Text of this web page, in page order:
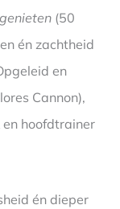
(50
én zachtheid
en
Cannon),
hoofdtrainer
én dieper